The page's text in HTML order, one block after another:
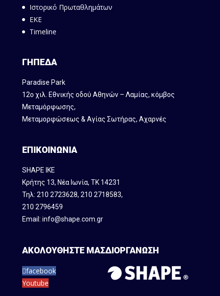
Ιστορικό Πρωταθλημάτων
ΕΚΕ
Timeline
ΓΗΠΕΔΑ
Paradise Park
12ο χιλ. Εθνικής οδού Αθηνών – Λαμίας, κόμβος
Mεταμόρφωσης,
Μεταμορφώσεως & Αγίας Σωτήρας, Αχαρνές
ΕΠΙΚΟΙΝΩΝΙΑ
SHAPE IKE
Κρήτης 13, Νέα Ιωνία, ΤΚ 14231
Τηλ: 210 2723628, 210 2718583,
210 2796459
Email: info@shape.com.gr
ΑΚΟΛΟΥΘΗΣΤΕ ΜΑΣ
facebook
Youtube
ΔΙΟΡΓΑΝΩΣΗ